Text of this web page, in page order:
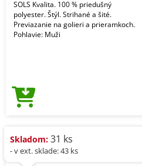
SOLS Kvalita. 100 % priedušný
polyester. Štýl. Strihané a šité.
Previazanie na golieri a prieramkoch.
Pohlavie: Muži
Skladom: 31 ks
- v ext. sklade: 43 ks